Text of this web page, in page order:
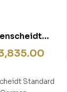
– für